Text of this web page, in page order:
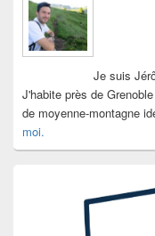
Je suis
J'habite près de
de moyenne-montagne
moi.